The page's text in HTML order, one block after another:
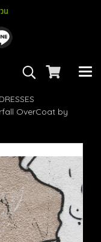
น
DRESSES
OverCoat by